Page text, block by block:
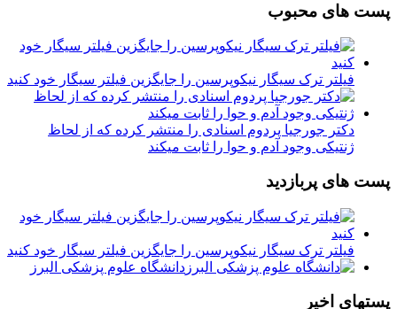
پست های محبوب
فیلتر ترک سیگار نیکوپرسین را جایگزین فیلتر سیگار خود کنید
دکتر جورجیا پردوم اسنادی را منتشر کرده که از لحاظ
ژنتیکی وجود آدم و حوا را ثابت میکند
پست های پربازدید
فیلتر ترک سیگار نیکوپرسین را جایگزین فیلتر سیگار خود کنید
دانشگاه علوم پزشکی البرز
پستهای اخیر